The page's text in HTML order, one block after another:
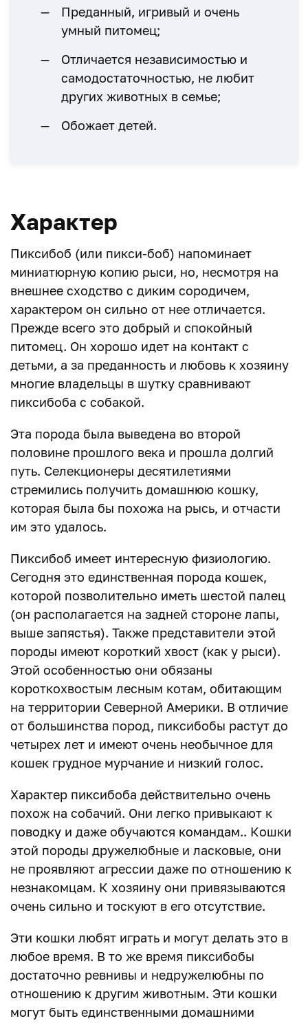
Преданный, игривый и очень
умный питомец;
Отличается независимостью и
самодостаточностью, не любит
других животных в семье;
Обожает детей.
Характер
Пиксибоб (или пикси-боб) напоминает
миниатюрную копию рыси, но, несмотря на
внешнее сходство с диким сородичем,
характером он сильно от нее отличается.
Прежде всего это добрый и спокойный
питомец. Он хорошо идет на контакт с
детьми, а за преданность и любовь к хозяину
многие владельцы в шутку сравнивают
пиксибоба с собакой.
Эта порода была выведена во второй
половине прошлого века и прошла долгий
путь. Селекционеры десятилетиями
стремились получить домашнюю кошку,
которая была бы похожа на рысь, и отчасти
им это удалось.
Пиксибоб имеет интересную физиологию.
Сегодня это единственная порода кошек,
которой позволительно иметь шестой палец
(он располагается на задней стороне лапы,
выше запястья). Также представители этой
породы имеют короткий хвост (как у рыси).
Этой особенностью они обязаны
короткохвостым лесным котам, обитающим
на территории Северной Америки. В отличие
от большинства пород, пиксибобы растут до
четырех лет и имеют очень необычное для
кошек грудное мурчание и низкий голос.
Характер пиксибоба действительно очень
похож на собачий. Они легко привыкают к
поводку и даже обучаются командам.. Кошки
этой породы дружелюбные и ласковые, они
не проявляют агрессии даже по отношению к
незнакомцам. К хозяину они привязываются
очень сильно и тоскуют в его отсутствие.
Эти кошки любят играть и могут делать это в
любое время. В то же время пиксибобы
достаточно ревнивы и недружелюбны по
отношению к другим животным. Эти кошки
могут быть единственными домашними